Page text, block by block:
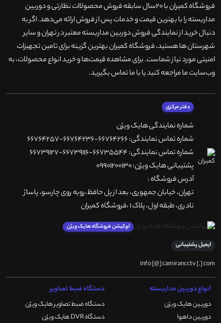
فروشگاه کمیران با ۲۰سال سابقه فروش محصولاات نظارتی و دوربین
مداربسته را با بهترین قیمت و خدمات پس از فروش ارائه می‌دهد. اگر به
دنبال خرید از نمایندگی فروش دوربین مداربسته معتبر در تهران و سایر
شهرستان ها هستید، فروشگاه کمیران بهترین گزینه برای تامین تجهیزات
امنیتی مورد نیاز شماست. برای مشاهده قیمت‌ها و خرید انواع محصولات، به
وب‌سایت ما مراجعه کنید یا با ما تماس بگیرید.
دفتر مرکزی
شماره نمایندگی هایک ویژن
شماره تماس نمایندگی: 66764266-66764236-66764257
شماره تماس نمایندگی: 66735544-66739116-66739127
پشتیبانی هایک ویژن: 09901200130
آدرس فروشگاه :
تهران، خيابان جمهوری، بعد از پل حافظ،روبه روی چارسو، پاساژ
نادری، طبقه اول، پلاک 1 ،فروشگاه کمیران
لوکیشن فروشگاه هایک ویژن
ایمیل پشتیبانی
info [@] camirancctv [.] com
انواع دوربین مداربسته
دوربین هایک ویژن
دوربین داهوا
دستگاه ضبط تصاویر
دستگاه ضبط تصاویر هایک ویژن
دستگاه DVR هایک ویژن